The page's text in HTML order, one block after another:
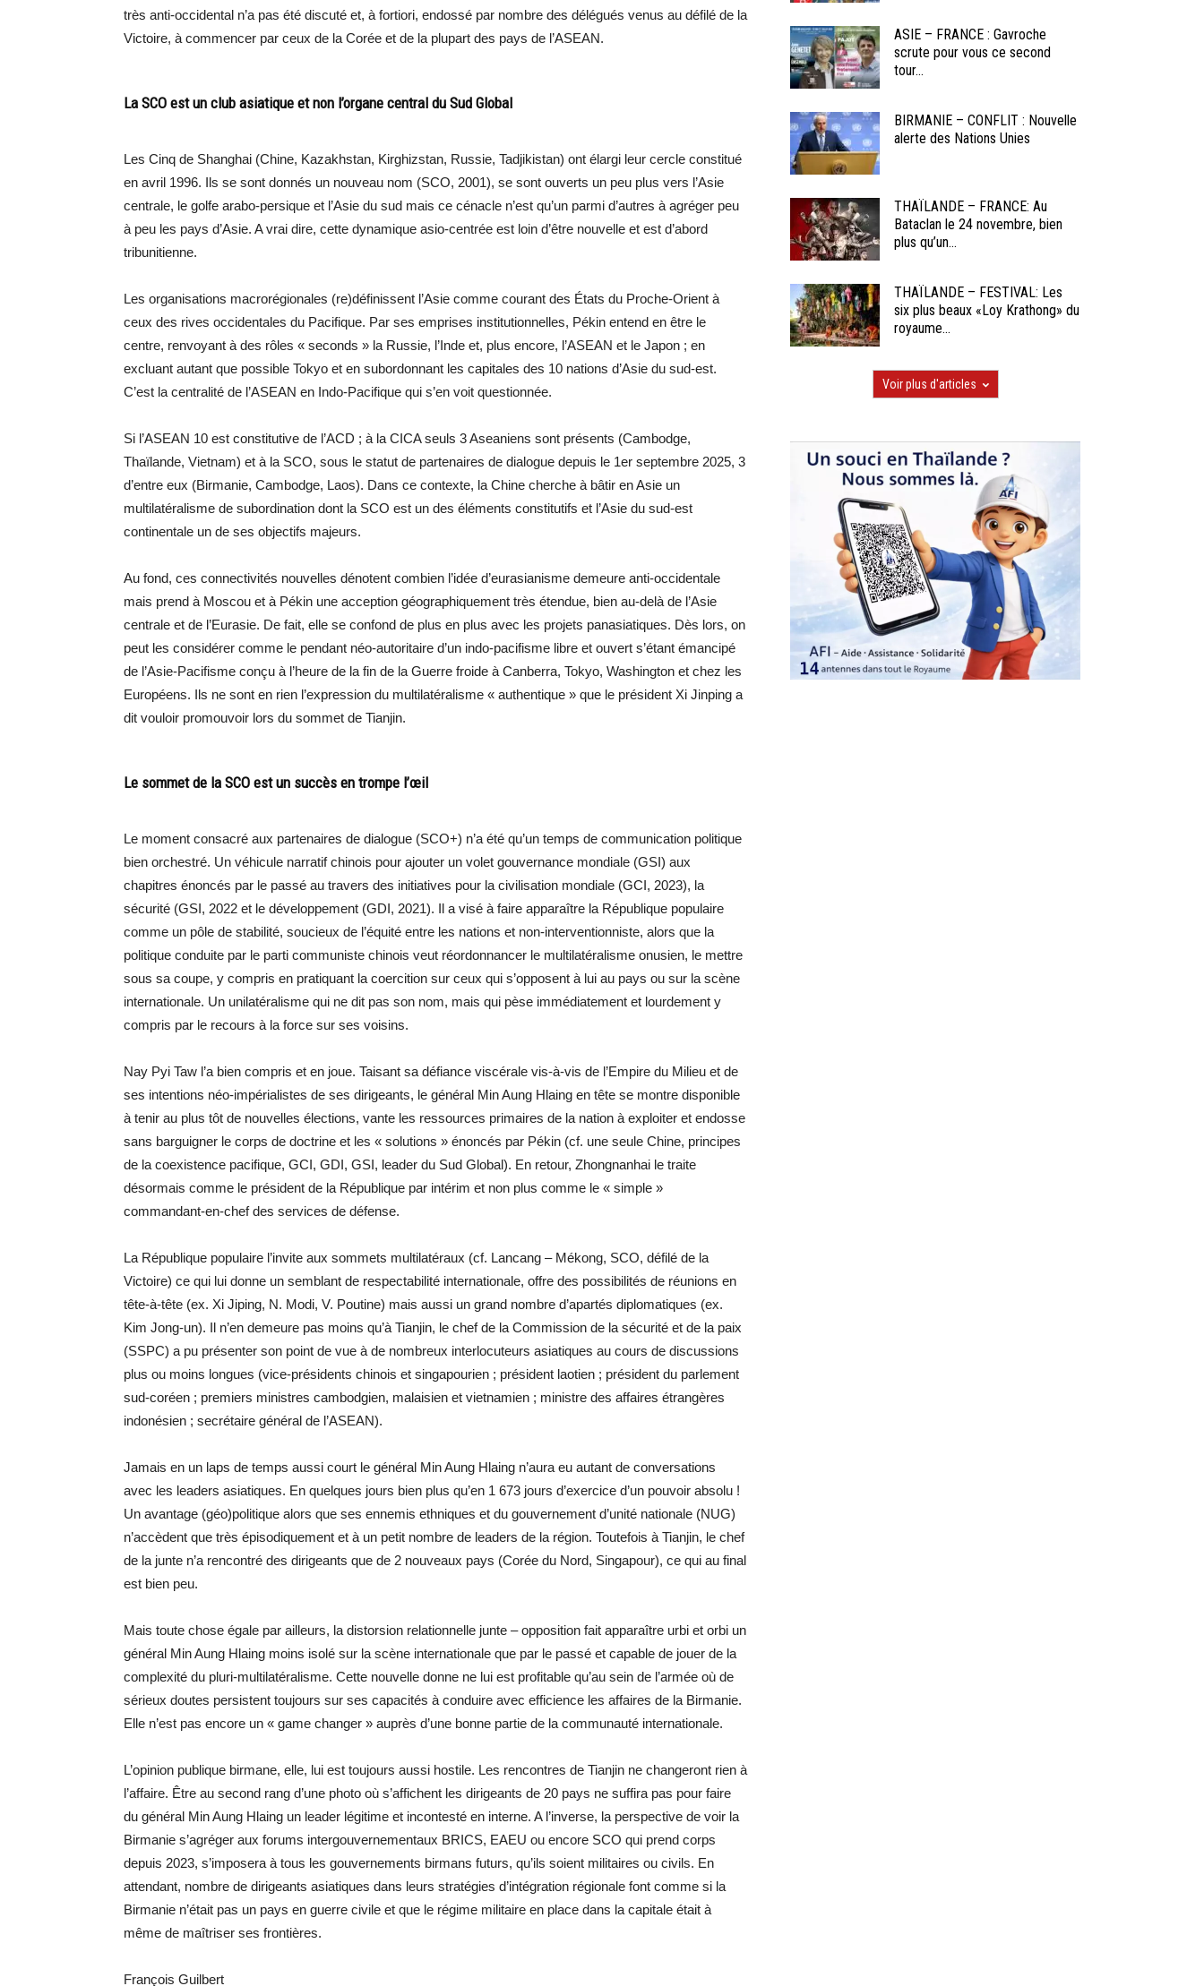
très anti-occidental n’a pas été discuté et, à fortiori, endossé par nombre des délégués venus au défilé de la
Victoire, à commencer par ceux de la Corée et de la plupart des pays de l’ASEAN.
La SCO est un club asiatique et non l’organe central du Sud Global
Les Cinq de Shanghai (Chine, Kazakhstan, Kirghizstan, Russie, Tadjikistan) ont élargi leur cercle constitué
en avril 1996. Ils se sont donnés un nouveau nom (SCO, 2001), se sont ouverts un peu plus vers l’Asie
centrale, le golfe arabo-persique et l’Asie du sud mais ce cénacle n’est qu’un parmi d’autres à agréger peu
à peu les pays d’Asie. A vrai dire, cette dynamique asio-centrée est loin d’être nouvelle et est d’abord
tribunitienne.
Les organisations macrorégionales (re)définissent l’Asie comme courant des États du Proche-Orient à
ceux des rives occidentales du Pacifique. Par ses emprises institutionnelles, Pékin entend en être le
centre, renvoyant à des rôles « seconds » la Russie, l’Inde et, plus encore, l’ASEAN et le Japon ; en
excluant autant que possible Tokyo et en subordonnant les capitales des 10 nations d’Asie du sud-est.
C’est la centralité de l’ASEAN en Indo-Pacifique qui s’en voit questionnée.
Si l’ASEAN 10 est constitutive de l’ACD ; à la CICA seuls 3 Aseaniens sont présents (Cambodge,
Thaïlande, Vietnam) et à la SCO, sous le statut de partenaires de dialogue depuis le 1er septembre 2025, 3
d’entre eux (Birmanie, Cambodge, Laos). Dans ce contexte, la Chine cherche à bâtir en Asie un
multilatéralisme de subordination dont la SCO est un des éléments constitutifs et l’Asie du sud-est
continentale un de ses objectifs majeurs.
Au fond, ces connectivités nouvelles dénotent combien l’idée d’eurasianisme demeure anti-occidentale
mais prend à Moscou et à Pékin une acception géographiquement très étendue, bien au-delà de l’Asie
centrale et de l’Eurasie. De fait, elle se confond de plus en plus avec les projets panasiatiques. Dès lors, on
peut les considérer comme le pendant néo-autoritaire d’un indo-pacifisme libre et ouvert s’étant émancipé
de l’Asie-Pacifisme conçu à l’heure de la fin de la Guerre froide à Canberra, Tokyo, Washington et chez les
Européens. Ils ne sont en rien l’expression du multilatéralisme « authentique » que le président Xi Jinping a
dit vouloir promouvoir lors du sommet de Tianjin.
Le sommet de la SCO est un succès en trompe l’œil
Le moment consacré aux partenaires de dialogue (SCO+) n’a été qu’un temps de communication politique
bien orchestré. Un véhicule narratif chinois pour ajouter un volet gouvernance mondiale (GSI) aux
chapitres énoncés par le passé au travers des initiatives pour la civilisation mondiale (GCI, 2023), la
sécurité (GSI, 2022 et le développement (GDI, 2021). Il a visé à faire apparaître la République populaire
comme un pôle de stabilité, soucieux de l’équité entre les nations et non-interventionniste, alors que la
politique conduite par le parti communiste chinois veut réordonnancer le multilatéralisme onusien, le mettre
sous sa coupe, y compris en pratiquant la coercition sur ceux qui s’opposent à lui au pays ou sur la scène
internationale. Un unilatéralisme qui ne dit pas son nom, mais qui pèse immédiatement et lourdement y
compris par le recours à la force sur ses voisins.
Nay Pyi Taw l’a bien compris et en joue. Taisant sa défiance viscérale vis-à-vis de l’Empire du Milieu et de
ses intentions néo-impérialistes de ses dirigeants, le général Min Aung Hlaing en tête se montre disponible
à tenir au plus tôt de nouvelles élections, vante les ressources primaires de la nation à exploiter et endosse
sans barguigner le corps de doctrine et les « solutions » énoncés par Pékin (cf. une seule Chine, principes
de la coexistence pacifique, GCI, GDI, GSI, leader du Sud Global). En retour, Zhongnanhai le traite
désormais comme le président de la République par intérim et non plus comme le « simple »
commandant-en-chef des services de défense.
La République populaire l’invite aux sommets multilatéraux (cf. Lancang – Mékong, SCO, défilé de la
Victoire) ce qui lui donne un semblant de respectabilité internationale, offre des possibilités de réunions en
tête-à-tête (ex. Xi Jiping, N. Modi, V. Poutine) mais aussi un grand nombre d’apartés diplomatiques (ex.
Kim Jong-un). Il n’en demeure pas moins qu’à Tianjin, le chef de la Commission de la sécurité et de la paix
(SSPC) a pu présenter son point de vue à de nombreux interlocuteurs asiatiques au cours de discussions
plus ou moins longues (vice-présidents chinois et singapourien ; président laotien ; président du parlement
sud-coréen ; premiers ministres cambodgien, malaisien et vietnamien ; ministre des affaires étrangères
indonésien ; secrétaire général de l’ASEAN).
Jamais en un laps de temps aussi court le général Min Aung Hlaing n’aura eu autant de conversations
avec les leaders asiatiques. En quelques jours bien plus qu’en 1 673 jours d’exercice d’un pouvoir absolu !
Un avantage (géo)politique alors que ses ennemis ethniques et du gouvernement d’unité nationale (NUG)
n’accèdent que très épisodiquement et à un petit nombre de leaders de la région. Toutefois à Tianjin, le chef
de la junte n’a rencontré des dirigeants que de 2 nouveaux pays (Corée du Nord, Singapour), ce qui au final
est bien peu.
Mais toute chose égale par ailleurs, la distorsion relationnelle junte – opposition fait apparaître urbi et orbi un
général Min Aung Hlaing moins isolé sur la scène internationale que par le passé et capable de jouer de la
complexité du pluri-multilatéralisme. Cette nouvelle donne ne lui est profitable qu’au sein de l’armée où de
sérieux doutes persistent toujours sur ses capacités à conduire avec efficience les affaires de la Birmanie.
Elle n’est pas encore un « game changer » auprès d’une bonne partie de la communauté internationale.
L’opinion publique birmane, elle, lui est toujours aussi hostile. Les rencontres de Tianjin ne changeront rien à
l’affaire. Être au second rang d’une photo où s’affichent les dirigeants de 20 pays ne suffira pas pour faire
du général Min Aung Hlaing un leader légitime et incontesté en interne. A l’inverse, la perspective de voir la
Birmanie s’agréger aux forums intergouvernementaux BRICS, EAEU ou encore SCO qui prend corps
depuis 2023, s’imposera à tous les gouvernements birmans futurs, qu’ils soient militaires ou civils. En
attendant, nombre de dirigeants asiatiques dans leurs stratégies d’intégration régionale font comme si la
Birmanie n’était pas un pays en guerre civile et que le régime militaire en place dans la capitale était à
même de maîtriser ses frontières.
François Guilbert
ASIE – FRANCE : Gavroche
scrute pour vous ce second
tour...
BIRMANIE – CONFLIT : Nouvelle
alerte des Nations Unies
THAÏLANDE – FRANCE: Au
Bataclan le 24 novembre, bien
plus qu’un...
THAÏLANDE – FESTIVAL: Les
six plus beaux «Loy Krathong» du
royaume...
Voir plus d'articles